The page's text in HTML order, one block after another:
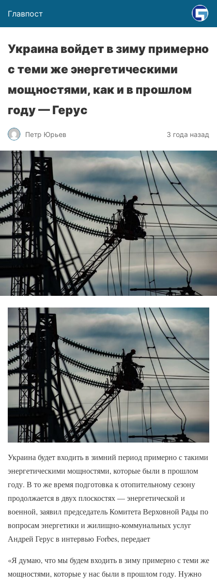
Главпост
Украина войдет в зиму примерно
с теми же энергетическими
мощностями, как и в прошлом
году — Герус
Петр Юрьев 3 года назад
Украина будет входить в зимний период примерно с такими
энергетическими мощностями, которые были в прошлом
году. В то же время подготовка к отопительному сезону
продолжается в двух плоскостях — энергетической и
военной, заявил председатель Комитета Верховной Рады по
вопросам энергетики и жилищно-коммунальных услуг
Андрей Герус в интервью Forbes, передает
«Я думаю, что мы будем входить в зиму примерно с теми же
мощностями, которые у нас были в прошлом году. Нужно